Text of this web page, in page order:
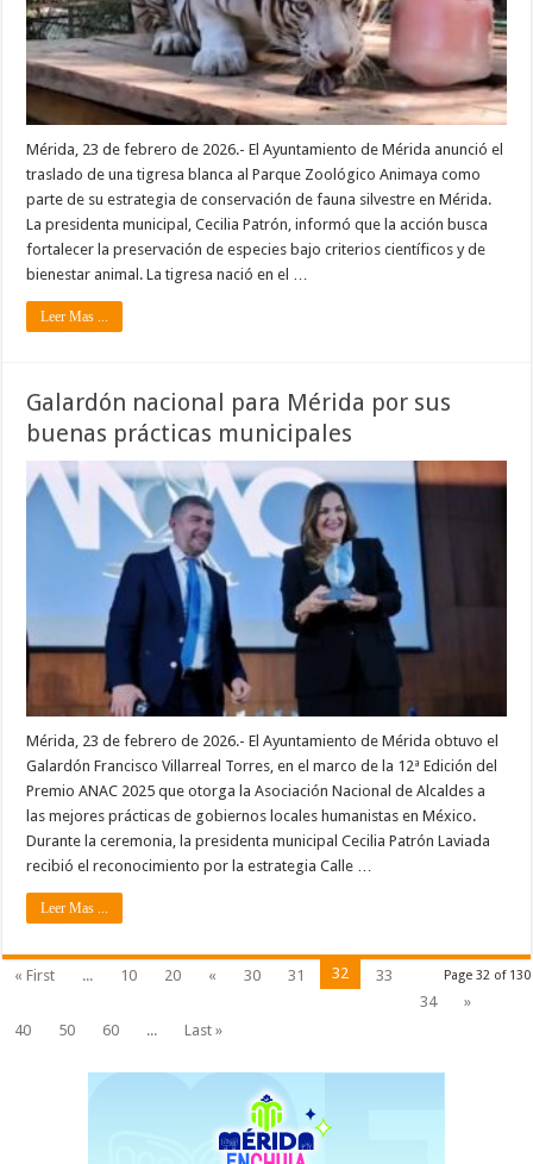
Mérida, 23 de febrero de 2026.- El Ayuntamiento de Mérida anunció el
traslado de una tigresa blanca al Parque Zoológico Animaya como
parte de su estrategia de conservación de fauna silvestre en Mérida.
La presidenta municipal, Cecilia Patrón, informó que la acción busca
fortalecer la preservación de especies bajo criterios científicos y de
bienestar animal. La tigresa nació en el …
Leer Mas ...
Galardón nacional para Mérida por sus
buenas prácticas municipales
Mérida, 23 de febrero de 2026.- El Ayuntamiento de Mérida obtuvo el
Galardón Francisco Villarreal Torres, en el marco de la 12ª Edición del
Premio ANAC 2025 que otorga la Asociación Nacional de Alcaldes a
las mejores prácticas de gobiernos locales humanistas en México.
Durante la ceremonia, la presidenta municipal Cecilia Patrón Laviada
recibió el reconocimiento por la estrategia Calle …
Leer Mas ...
Page 32 of 130
« First ... 10 20 « 30 31 32
33
34
»
40
50 60 ... Last »